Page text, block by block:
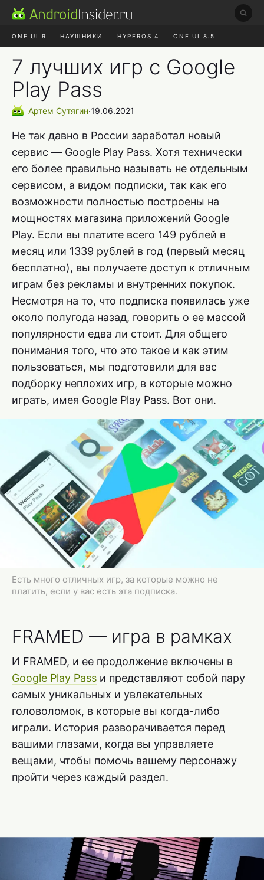
ONE UI 9 НАУШНИКИ HYPEROS 4 ONE UI 8.5
7 лучших игр с Google
Play Pass
Артем Сутягин∙19.06.2021
Не так давно в России заработал новый
сервис — Google Play Pass. Хотя технически
его более правильно называть не отдельным
сервисом, а видом подписки, так как его
возможности полностью построены на
мощностях магазина приложений Google
Play. Если вы платите всего 149 рублей в
месяц или 1339 рублей в год (первый месяц
бесплатно), вы получаете доступ к отличным
играм без рекламы и внутренних покупок.
Несмотря на то, что подписка появилась уже
около полугода назад, говорить о ее массой
популярности едва ли стоит. Для общего
понимания того, что это такое и как этим
пользоваться, мы подготовили для вас
подборку неплохих игр, в которые можно
играть, имея Google Play Pass. Вот они.
Есть много отличных игр, за которые можно не
платить, если у вас есть эта подписка.
FRAMED — игра в рамках
И FRAMED, и ее продолжение включены в
Google Play Pass и представляют собой пару
самых уникальных и увлекательных
головоломок, в которые вы когда-либо
играли. История разворачивается перед
вашими глазами, когда вы управляете
вещами, чтобы помочь вашему персонажу
пройти через каждый раздел.